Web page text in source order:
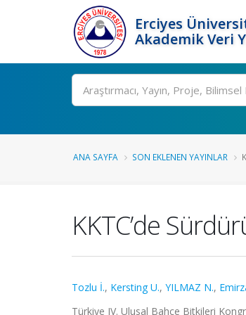
Erciyes
Akademik Veri
Ara
ANA SAYFA SON EKLENEN YAYINLAR
KKTC’de
Tozlu İ., Kersting U., YILMAZ N.,
Türkiye IV. Ulusal Bahçe Bitkileri